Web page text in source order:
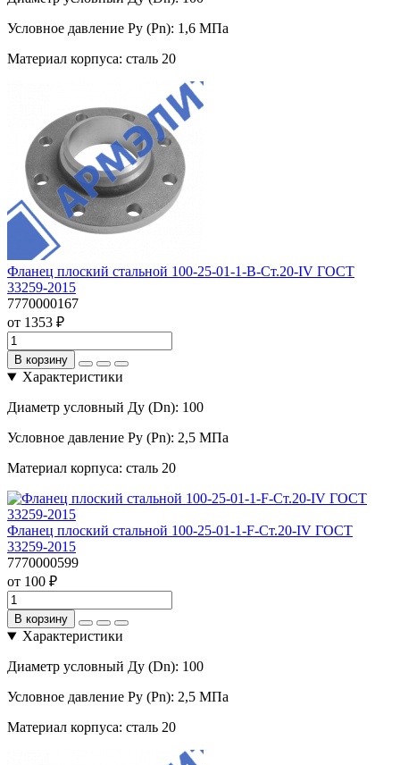
Условное давление Ру (Pn): 1,6 МПа
Материал корпуса: сталь 20
Фланец плоский стальной 100-25-01-1-B-Ст.20-IV ГОСТ
33259-2015
7770000167
от 1353 ₽
В корзину
Характеристики
Диаметр условный Ду (Dn): 100
Условное давление Ру (Pn): 2,5 МПа
Материал корпуса: сталь 20
Фланец плоский стальной 100-25-01-1-F-Ст.20-IV ГОСТ
33259-2015
7770000599
от 100 ₽
В корзину
Характеристики
Диаметр условный Ду (Dn): 100
Условное давление Ру (Pn): 2,5 МПа
Материал корпуса: сталь 20